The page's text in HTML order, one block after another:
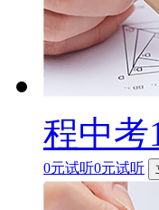
程中考
0元试听0元试听